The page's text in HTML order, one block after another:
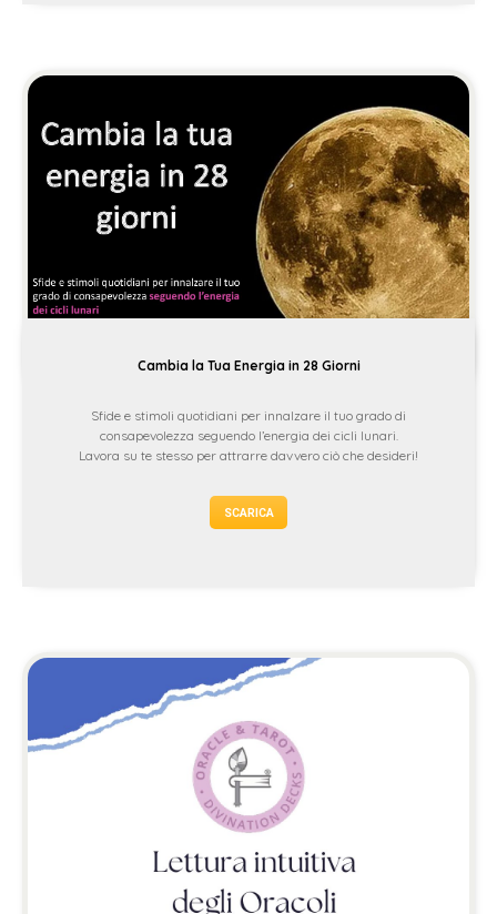
Cambia la Tua Energia in 28 Giorni
Sfide e stimoli quotidiani per innalzare il tuo grado di
consapevolezza seguendo l’energia dei cicli lunari.
Lavora su te stesso per attrarre davvero ciò che desideri!
SCARICA